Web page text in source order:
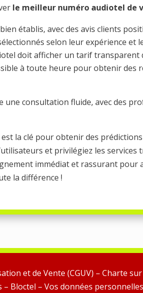
le meilleur numéro audiotel de
établis, avec des avis clients
selon leur expérience et
doit afficher un tarif transparent
à toute heure pour obtenir des
consultation fluide, avec des
est la clé pour obtenir des
et privilégiez les services
immédiat et rassurant pour
la différence !
et de Vente (CGUV) – Charte
– Bloctel – Vos données